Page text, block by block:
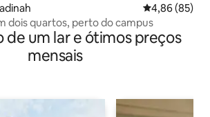
4,86 de uma
4,86 (85)
dois quartos, perto do campus
de um lar e ótimos preços
mensais